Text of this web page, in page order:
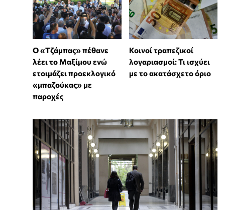
Ο «Τζάμπας» πέθανε
λέει το Μαξίμου ενώ
ετοιμάζει προεκλογικό
«μπαζούκας» με
παροχές
Κοινοί τραπεζικοί
λογαριασμοί: Τι ισχύει
με το ακατάσχετο όριο